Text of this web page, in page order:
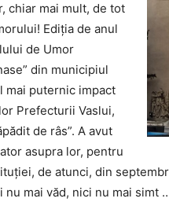
chiar mai mult, de tot
Ediția de anul
de Umor
din municipiul
mai puternic impact
Prefecturii Vaslui,
de râs”. A avut
asupra lor, pentru
de atunci, din
nu mai văd, nici nu mai